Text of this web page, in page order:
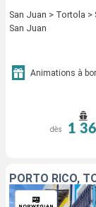
San Juan > Tortola
San Juan
Animations à
dès 1